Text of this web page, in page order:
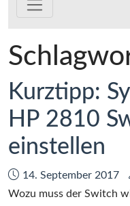
Kurztipp:
HP 2810
einstellen
Datum:
14. September 2017
Wozu muss der Switch